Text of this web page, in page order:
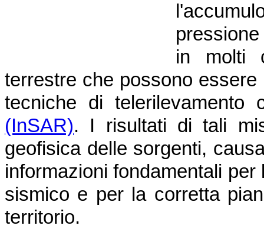
in molti
terrestre che possono
tecniche di telerilevamento
(InSAR). I risultati di tali
geofisica delle sorgenti,
informazioni fondamentali
sismico e per la corretta
territorio.